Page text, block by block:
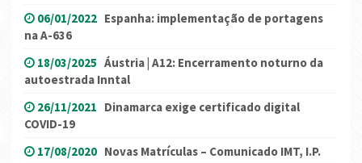
06/01/2022 Espanha: implementação de portagens
na A-636
18/03/2025 Áustria | A12: Encerramento noturno da
autoestrada Inntal
26/11/2021 Dinamarca exige certificado digital
COVID-19
17/08/2020 Novas Matrículas – Comunicado IMT, I.P.